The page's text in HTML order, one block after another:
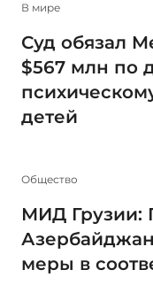
В мире
Суд обязал
$567 млн по
детей
Общество
МИД Грузии:
меры в